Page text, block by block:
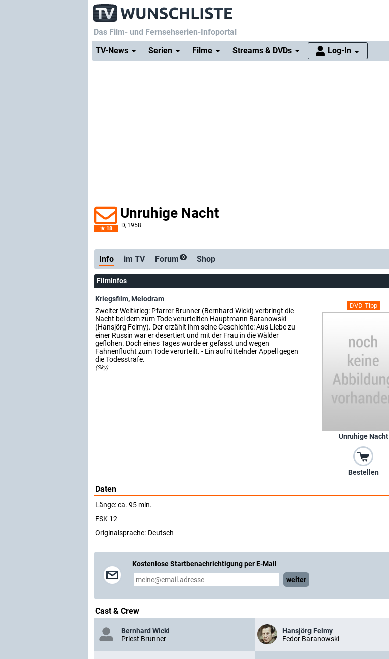
Das Film- und Fernsehserien-Infoportal
TV-News
Serien Filme Streams & DVDs Log-In
18
Unruhige Nacht
D, 1958
Info im TV Forum 0 Shop
Filminfos
DVD-Tipp
Unruhige Nacht
Bestellen
Kriegsfilm,Melodram
Zweiter Weltkrieg: Pfarrer Brunner (Bernhard Wicki) verbringt die
Nacht bei dem zum Tode verurteilten Hauptmann Baranowski
(Hansjörg Felmy). Der erzählt ihm seine Geschichte: Aus Liebe zu
einer Russin war er desertiert und mit der Frau in die Wälder
geflohen. Doch eines Tages wurde er gefasst und wegen
Fahnenflucht zum Tode verurteilt. - Ein aufrüttelnder Appell gegen
die Todesstrafe.
(Sky)
Daten
Länge: ca. 95 min.
FSK 12
Originalsprache: Deutsch
Kostenlose Startbenachrichtigung per E-Mail
weiter
Cast & Crew
Bernhard Wicki
Priest Brunner
Hansjörg Felmy
Fedor Baranowski